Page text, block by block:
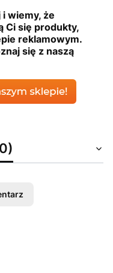
wiemy, że
Ci się produkty,
reklamowym.
się z naszą